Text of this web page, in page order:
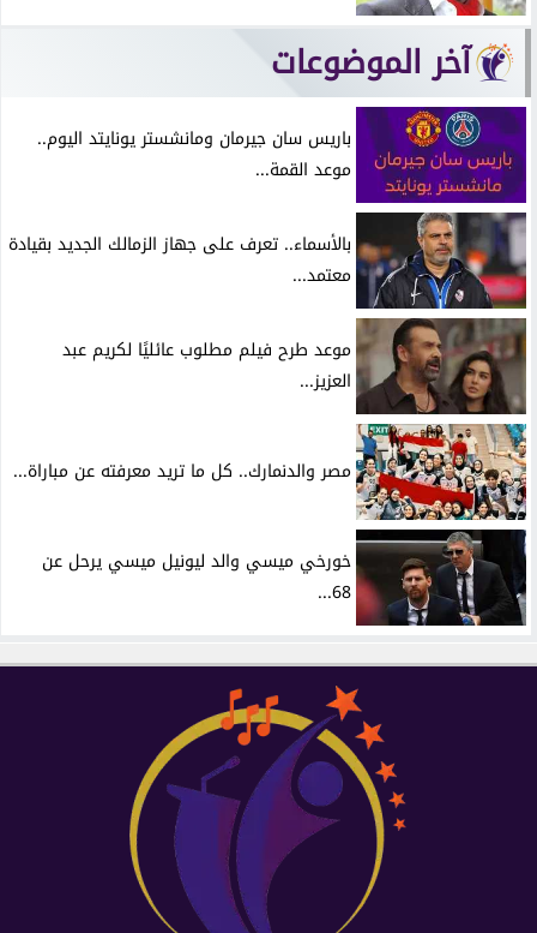
آخر الموضوعات
باريس سان جيرمان ومانشستر يونايتد اليوم..
موعد القمة...
بالأسماء.. تعرف على جهاز الزمالك الجديد بقيادة
معتمد...
موعد طرح فيلم مطلوب عائليًا لكريم عبد
العزيز...
مصر والدنمارك.. كل ما تريد معرفته عن مباراة...
خورخي ميسي والد ليونيل ميسي يرحل عن
68...